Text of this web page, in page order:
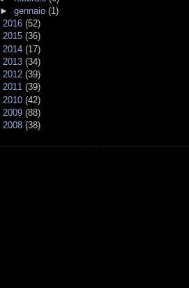
► gennaio (1)
2016 (52)
2015 (36)
2014 (17)
2013 (34)
2012 (39)
2011 (39)
2010 (42)
2009 (88)
2008 (38)